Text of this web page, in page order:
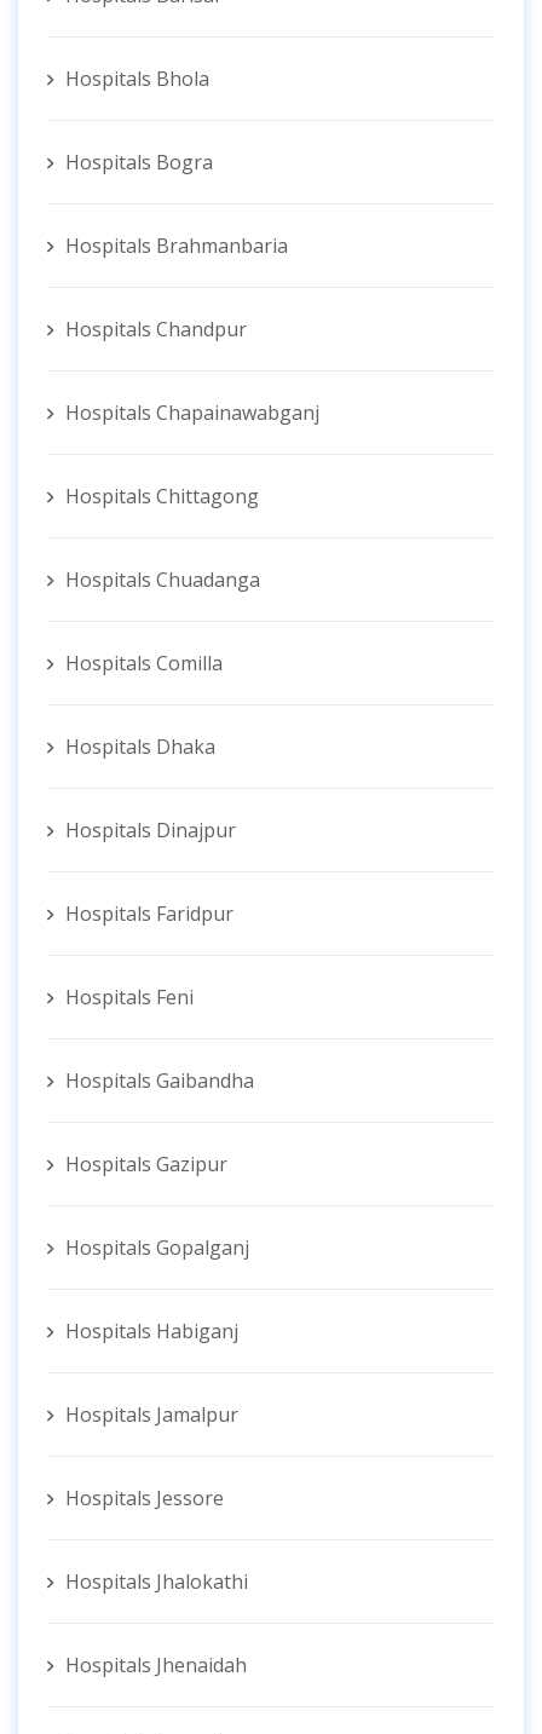
Hospitals Bhola
Hospitals Bogra
Hospitals Brahmanbaria
Hospitals Chandpur
Hospitals Chapainawabganj
Hospitals Chittagong
Hospitals Chuadanga
Hospitals Comilla
Hospitals Dhaka
Hospitals Dinajpur
Hospitals Faridpur
Hospitals Feni
Hospitals Gaibandha
Hospitals Gazipur
Hospitals Gopalganj
Hospitals Habiganj
Hospitals Jamalpur
Hospitals Jessore
Hospitals Jhalokathi
Hospitals Jhenaidah